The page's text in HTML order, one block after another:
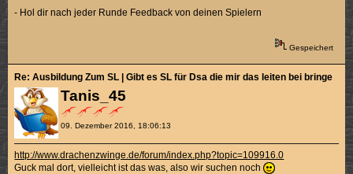
- Hol dir nach jeder Runde Feedback von deinen Spielern
Gespeichert
Tanis_45
09. Dezember 2016, 18:06:13
Re: Ausbildung Zum SL | Gibt es SL für Dsa die mir das leiten bei bringen
http://www.drachenzwinge.de/forum/index.php?topic=109916.0
Guck mal dort, vielleicht ist das was, also wir suchen noch